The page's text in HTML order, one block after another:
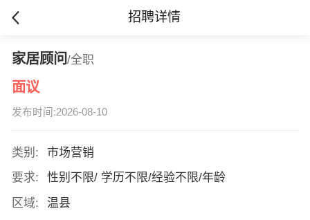
招聘详情
家居顾问/全职
面议
发布时间:2026-08-10
类别:
市场营销
要求:
性别不限/ 学历不限/经验不限/年龄
区域:
温县